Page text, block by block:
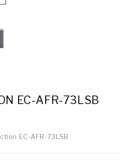
EC-AFR-73LSB
EC-AFR-73LSB